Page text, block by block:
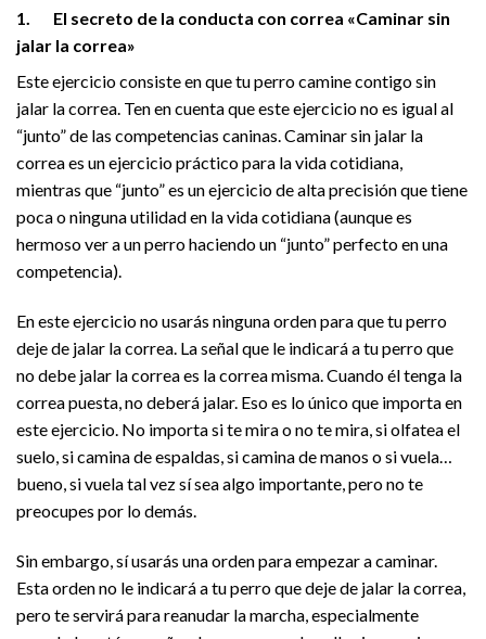
1. El secreto de la conducta con correa «Caminar sin
jalar la correa»
Este ejercicio consiste en que tu perro camine contigo sin
jalar la correa. Ten en cuenta que este ejercicio no es igual al
“junto” de las competencias caninas. Caminar sin jalar la
correa es un ejercicio práctico para la vida cotidiana,
mientras que “junto” es un ejercicio de alta precisión que tiene
poca o ninguna utilidad en la vida cotidiana (aunque es
hermoso ver a un perro haciendo un “junto” perfecto en una
competencia).
En este ejercicio no usarás ninguna orden para que tu perro
deje de jalar la correa. La señal que le indicará a tu perro que
no debe jalar la correa es la correa misma. Cuando él tenga la
correa puesta, no deberá jalar. Eso es lo único que importa en
este ejercicio. No importa si te mira o no te mira, si olfatea el
suelo, si camina de espaldas, si camina de manos o si vuela…
bueno, si vuela tal vez sí sea algo importante, pero no te
preocupes por lo demás.
Sin embargo, sí usarás una orden para empezar a caminar.
Esta orden no le indicará a tu perro que deje de jalar la correa,
pero te servirá para reanudar la marcha, especialmente